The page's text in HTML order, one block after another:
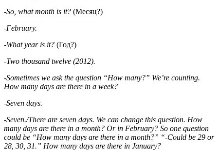
-So, what month is it? (Месяц?)
-February.
-What year is it? (Год?)
-Two thousand twelve (2012).
-Sometimes we ask the question “How many?” We’re counting.
How many days are there in a week?
-Seven days.
-Seven./There are seven days. We can change this question. How
many days are there in a month? Or in February? So one question
could be “How many days are there in a month?” “-Could be 29 or
28, 30, 31.” How many days are there in January?